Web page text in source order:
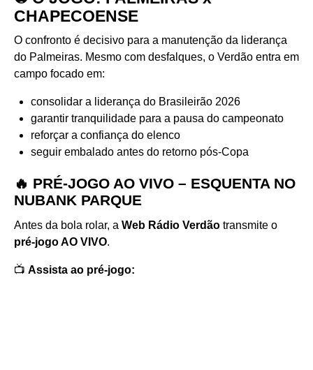
CHAPECOENSE
O confronto é decisivo para a manutenção da liderança
do Palmeiras. Mesmo com desfalques, o Verdão entra em
campo focado em:
consolidar a liderança do Brasileirão 2026
garantir tranquilidade para a pausa do campeonato
reforçar a confiança do elenco
seguir embalado antes do retorno pós-Copa
🔥 PRÉ-JOGO AO VIVO – ESQUENTA NO
NUBANK PARQUE
Antes da bola rolar, a Web Rádio Verdão transmite o
pré-jogo AO VIVO.
📺 Assista ao pré-jogo: